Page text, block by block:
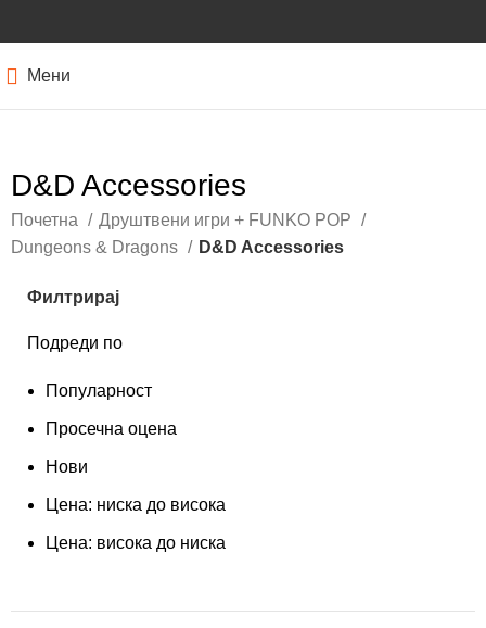
Мени
D&D Accessories
Почетна
Друштвени игри + FUNKO POP
Dungeons & Dragons
D&D Accessories
Филтрирај
Подреди по
Популарност
Просечна оцена
Нови
Цена: ниска до висока
Цена: висока до ниска